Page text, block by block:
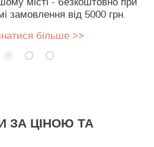
замовлення від 5000 грн.
більше >>
ЗА ЦІНОЮ ТА